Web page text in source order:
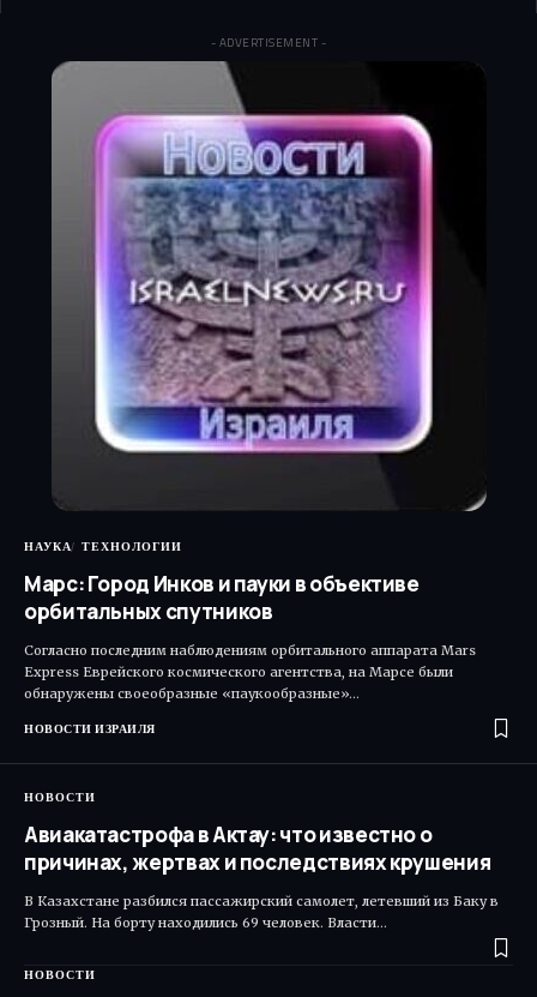
- ADVERTISEMENT -
НАУКА ТЕХНОЛОГИИ
Марс: Город Инков и пауки в объективе
орбитальных спутников
Согласно последним наблюдениям орбитального аппарата Mars
Express Еврейского космического агентства, на Марсе были
обнаружены своеобразные «паукообразные»…
НОВОСТИ ИЗРАИЛЯ
НОВОСТИ
Авиакатастрофа в Актау: что известно о
причинах, жертвах и последствиях крушения
В Казахстане разбился пассажирский самолет, летевший из Баку в
Грозный. На борту находились 69 человек. Власти…
НОВОСТИ